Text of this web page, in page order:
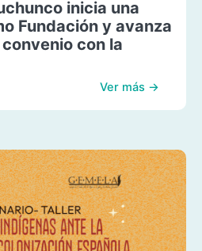
inicia una
Fundación y avanza
con la
Ver más →